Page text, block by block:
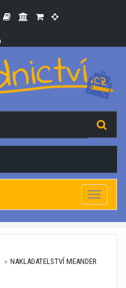
NAKLADATELSTVÍ MEANDER